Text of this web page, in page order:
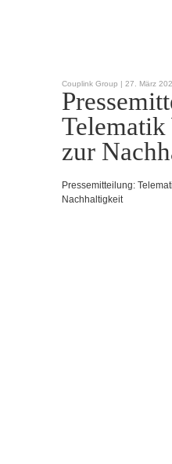
Couplink Group | 27. März
Telematik
zur
Pressemitteilung:
Nachhaltigkeit